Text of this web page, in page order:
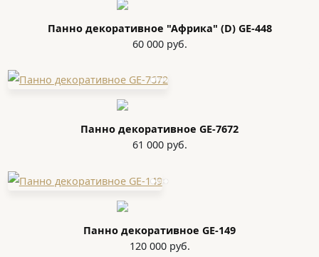
Панно декоративное "Африка" (D) GE-448
60 000 руб.
Панно декоративное GE-7672
61 000 руб.
Панно декоративное GE-149
120 000 руб.